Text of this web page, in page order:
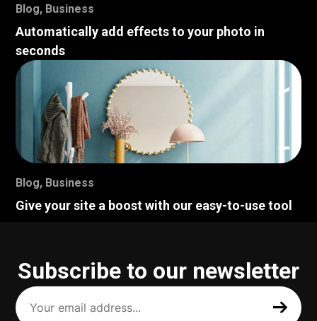
Blog, Business
Automatically add effects to your photo in
seconds
Blog, Business
Give your site a boost with our easy-to-use tool
Subscribe to our newsletter
Your
email
address